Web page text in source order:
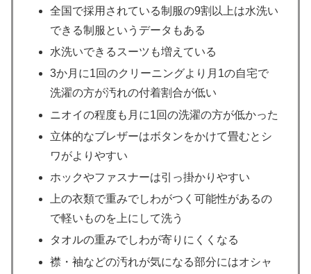
全国で採用されている制服の9割以上は水洗い
できる制服というデータもある
水洗いできるスーツも増えている
3か月に1回のクリーニングより月1の自宅で
洗濯の方が汚れの付着割合が低い
ニオイの程度も月に1回の洗濯の方が低かった
立体的なブレザーはボタンをかけて畳むとシ
ワがよりやすい
ホックやファスナーは引っ掛かりやすい
上の衣類で重みでしわがつく可能性があるの
で軽いものを上にして洗う
タオルの重みでしわが寄りにくくなる
襟・袖などの汚れが気になる部分にはオシャ